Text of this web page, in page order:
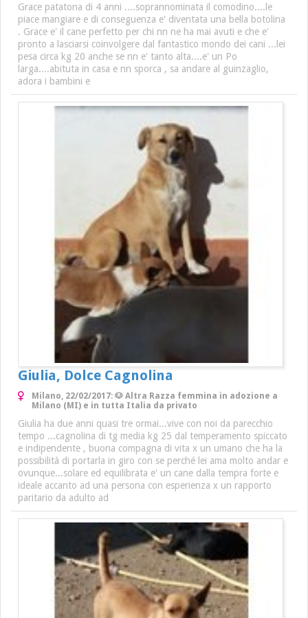
Grace patatona di 4 anni ....soprannominata il comodino....le
piace mangiare e di conseguenza e' diventata una bella botolina
. Grace e' il cane perfetto per chi nn ne ha mai avuti e che e'
pronto a lasciarsi coinvolgere dal fantastico mondo dei cani ...lei
pesa circa kg 20 anche se nn e' tanto alta....e' un Po
larga....abituta in casa e nn sporca , sa andare al guinzaglio,
adora i bambini e
Giulia, Dolce Cagnolina
Milano, 22/02/2017: 🐶 Altra Razza femmina in adozione a
Milano (MI) e in tutta Italia da privato
Giulia ha due anni quasi tre ormai...vive con noi da parecchio
tempo ...cagnolina di tg media kg 25 dal temperamento spiccato
e indipendente , buona compagna di vita x un umano che ha la
possibilità di portarla in giro con se perché lei ama molto andar e
ovunque...solare ed equilibrata e' un cane dalla tempra forte e
ideale accanto ad una persona con esperienza x un rapporto
paritario da adulto ad